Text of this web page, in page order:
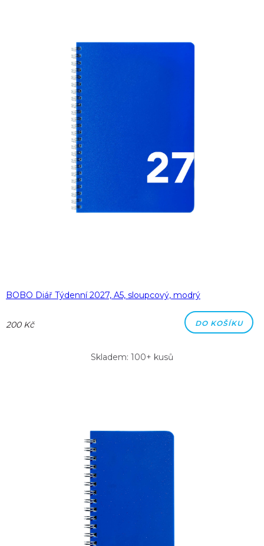
BOBO Diář Týdenní 2027, A5, sloupcový, modrý
200 Kč DO KOŠÍKU
Skladem: 100+ kusů